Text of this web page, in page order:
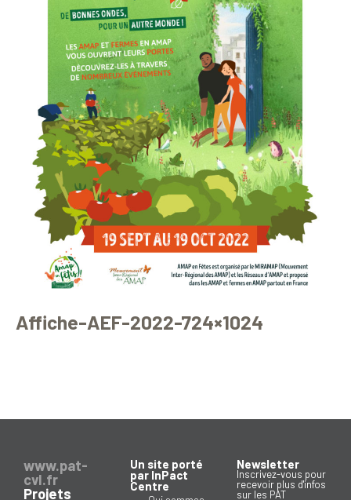
Affiche-AEF-2022-724×1024
www.pat-
cvl.fr
Projets
Un site porté
par InPact
Centre
Newsletter
Inscrivez-vous pour
recevoir plus d'infos
sur les PAT